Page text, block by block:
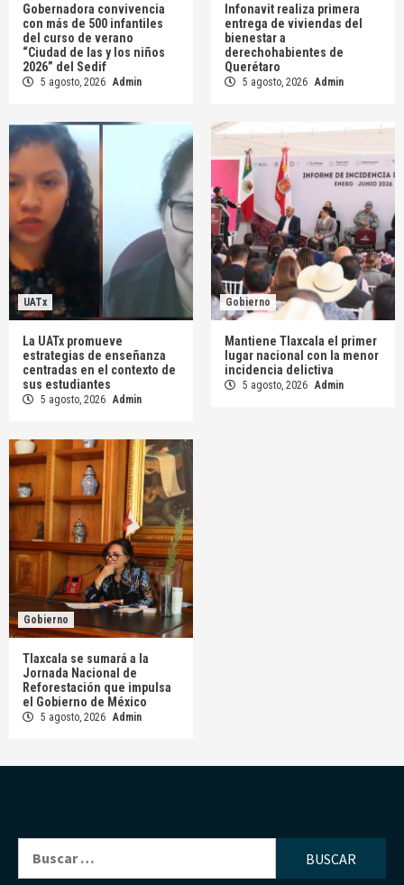
Gobernadora convivencia
con más de 500 infantiles
del curso de verano
“Ciudad de las y los niños
2026” del Sedif
5 agosto, 2026 Admin
Infonavit realiza primera
entrega de viviendas del
bienestar a
derechohabientes de
Querétaro
5 agosto, 2026 Admin
UATx
La UATx promueve
estrategias de enseñanza
centradas en el contexto de
sus estudiantes
5 agosto, 2026 Admin
Gobierno
Mantiene Tlaxcala el primer
lugar nacional con la menor
incidencia delictiva
5 agosto, 2026 Admin
Gobierno
Tlaxcala se sumará a la
Jornada Nacional de
Reforestación que impulsa
el Gobierno de México
5 agosto, 2026 Admin